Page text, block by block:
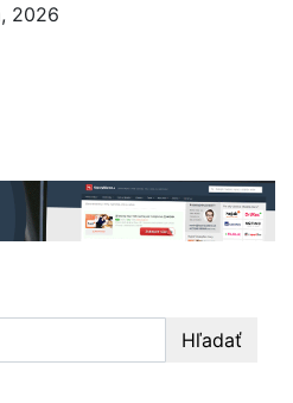
2026
Zábava. Od 2010!
Hľadať